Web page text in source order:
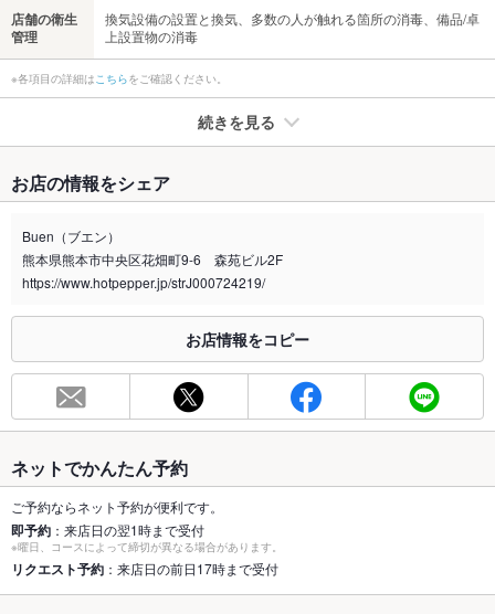
店舗の衛生
管理
換気設備の設置と換気、多数の人が触れる箇所の消毒、備品/卓
上設置物の消毒
※各項目の詳細は こちらをご確認ください。
続きを見る
禁煙・喫煙
全席禁煙
喫煙専用室 なし
合わせください。
お席
83席(カウンター×7席／テーブル×76席)
容人数
メ！！)
個室 なし ：ご用意しておりません。
座敷 なし ：ご用意しておりません。
掘りごたつ なし ：ご用意しておりません。
お店の情報をシェア
Buen（ブエン）
熊本県熊本市中央区花畑町9-6 森苑ビル2F
https://www.hotpepper.jp/strJ000724219/
お店情報をコピー
ネットでかんたん予約
ご予約ならネット予約が便利です。
即予約 ：来店日の翌1時まで受付
※曜日、コースによって締切が異なる場合があります。
リクエスト予約 ：来店日の前日17時まで受付